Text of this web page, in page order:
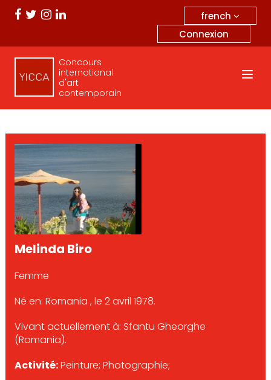
french
Connexion
Concours
international
d'art
contemporain
Melinda Biro
Femme
Né en: Romania , le 2 avril 1978.
Vivant actuellement à: Sfantu Gheorghe
(Romania).
Activité:Peinture; Photographie;